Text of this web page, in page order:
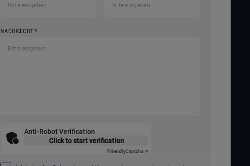
NACHRICHT*
Anti-Robot Verification
Click to start verification
FriendlyCaptcha ⇗